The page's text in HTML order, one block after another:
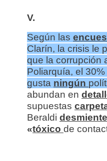
V.
Según las
Clarín, la crisis le
que la corrupción
Poliarquía, el
gusta ningún
abundan en
supuestas
Beraldi desmiente
«tóxico de